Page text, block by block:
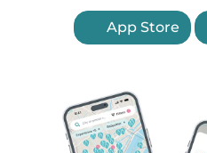
App Store